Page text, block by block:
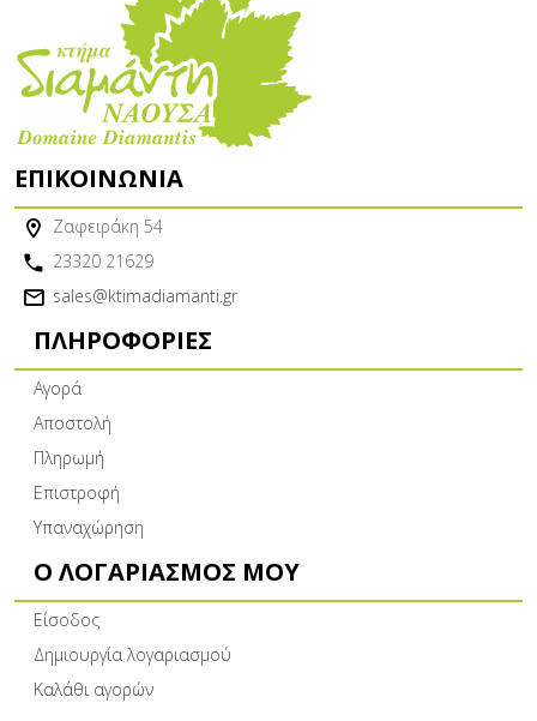
ΕΠΙΚΟΙΝΩΝΊΑ
Ζαφειράκη 54
23320 21629
sales@ktimadiamanti.gr
ΠΛΗΡΟΦΟΡΊΕΣ
Αγορά
Αποστολή
Πληρωμή
Επιστροφή
Υπαναχώρηση
Ο ΛΟΓΑΡΙΑΣΜΌΣ ΜΟΥ
Είσοδος
Δημιουργία λογαριασμού
Καλάθι αγορών